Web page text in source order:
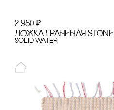
2 950 ₽
ЛОЖКА ГРАНЕНАЯ STONE
Solid Water